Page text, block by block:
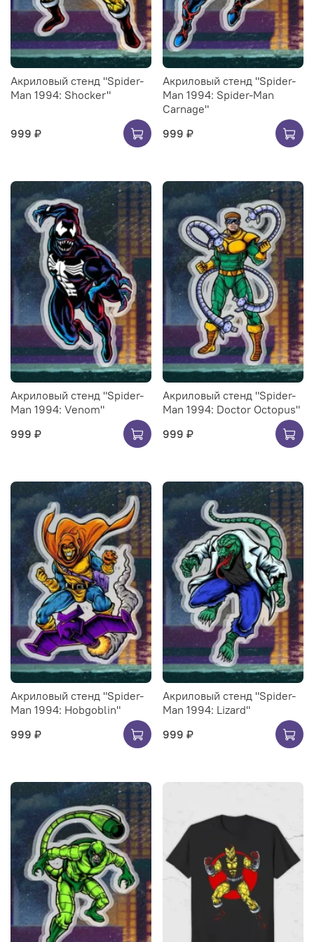
Акриловый стенд "Spider-
Man 1994: Shocker"
999 ₽
Акриловый стенд "Spider-
Man 1994: Spider-Man
Carnage"
999 ₽
Акриловый стенд "Spider-
Man 1994: Venom"
999 ₽
Акриловый стенд "Spider-
Man 1994: Doctor Octopus"
999 ₽
Акриловый стенд "Spider-
Man 1994: Hobgoblin"
999 ₽
Акриловый стенд "Spider-
Man 1994: Lizard"
999 ₽